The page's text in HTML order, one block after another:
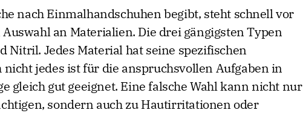
nach Einmalhandschuhen begibt, steht schnell vor
an Materialien. Die drei gängigsten Typen
Nitril. Jedes Material hat seine spezifischen
nicht jedes ist für die anspruchsvollen Aufgaben in
gleich gut geeignet. Eine falsche Wahl kann nicht nur
sondern auch zu Hautirritationen oder